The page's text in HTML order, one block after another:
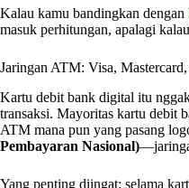
Kalau kamu bandingkan dengan
masuk perhitungan, apalagi
Jaringan ATM: Visa,
Kartu debit bank digital itu
transaksi. Mayoritas kartu debit
ATM mana pun yang pasang
Pembayaran Nasional)
Yang penting diingat: selama